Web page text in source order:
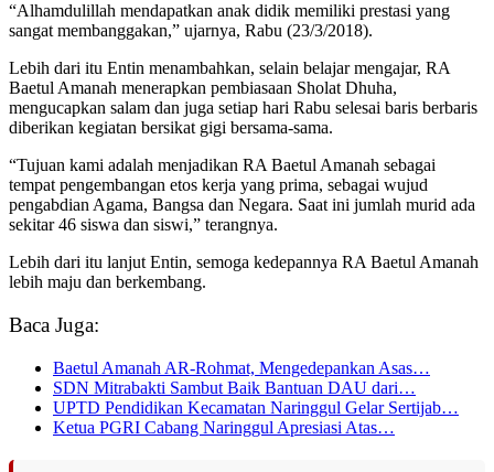
“Alhamdulillah mendapatkan anak didik memiliki prestasi yang
sangat membanggakan,” ujarnya, Rabu (23/3/2018).
Lebih dari itu Entin menambahkan, selain belajar mengajar, RA
Baetul Amanah menerapkan pembiasaan Sholat Dhuha,
mengucapkan salam dan juga setiap hari Rabu selesai baris berbaris
diberikan kegiatan bersikat gigi bersama-sama.
“Tujuan kami adalah menjadikan RA Baetul Amanah sebagai
tempat pengembangan etos kerja yang prima, sebagai wujud
pengabdian Agama, Bangsa dan Negara. Saat ini jumlah murid ada
sekitar 46 siswa dan siswi,” terangnya.
Lebih dari itu lanjut Entin, semoga kedepannya RA Baetul Amanah
lebih maju dan berkembang.
Baca Juga:
Baetul Amanah AR-Rohmat, Mengedepankan Asas…
SDN Mitrabakti Sambut Baik Bantuan DAU dari…
UPTD Pendidikan Kecamatan Naringgul Gelar Sertijab…
Ketua PGRI Cabang Naringgul Apresiasi Atas…